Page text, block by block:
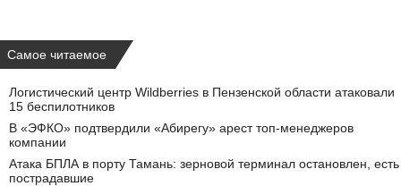
Самое читаемое
Логистический центр Wildberries в Пензенской области атаковали
15 беспилотников
В «ЭФКО» подтвердили «Абирегу» арест топ-менеджеров
компании
Атака БПЛА в порту Тамань: зерновой терминал остановлен, есть
пострадавшие